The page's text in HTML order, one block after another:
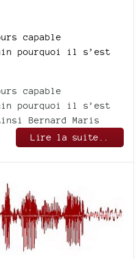
capable
pourquoi il s’est
capable
pourquoi il s’est
Bernard Maris
Lire la suite..